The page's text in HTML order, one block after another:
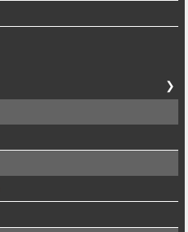
❯